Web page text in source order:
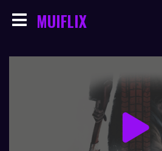
MUIFLIX